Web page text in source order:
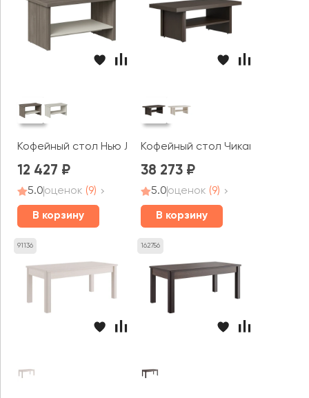
Кофейный стол Нью Лайн / New Line
12 427
5.0оценок (9)
В корзину
Кофейный стол Чикаго /
38 273
5.0оценок (9)
В корзину
91136 162756